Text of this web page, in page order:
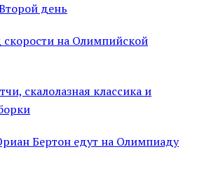
день
на Олимпийской
скалолазная классика и
Бертон едут на Олимпиаду